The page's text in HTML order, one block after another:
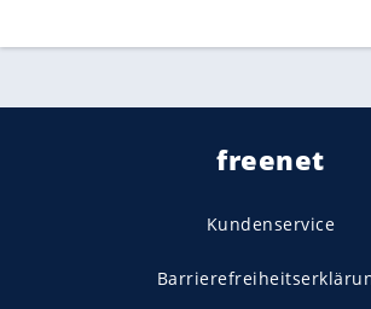
freenet
Kundenservice